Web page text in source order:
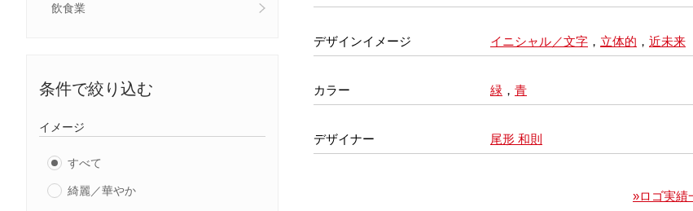
飲食業
条件で絞り込む
イメージ
すべて
綺麗／華やか
デザインイメージ イニシャル／文字 ， 立体的 ， 近未来
カラー 緑 ， 青
デザイナー 尾形 和則
»ロゴ実績